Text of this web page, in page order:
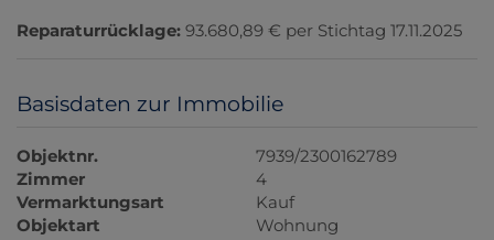
Reparaturrücklage: 93.680,89 € per Stichtag 17.11.2025
Basisdaten zur Immobilie
Objektnr.
7939/2300162789
Zimmer
4
Vermarktungsart
Kauf
Objektart
Wohnung